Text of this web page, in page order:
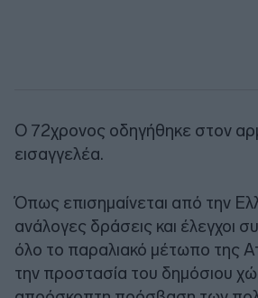
Ο 72χρονος οδηγήθηκε στον
εισαγγελέα.
Όπως επισημαίνεται από την
ανάλογες δράσεις και έλεγχοι
όλο το παραλιακό μέτωπο της
την προστασία του δημόσιου